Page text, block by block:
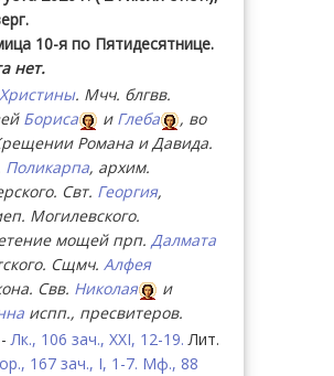
10-я по Пятидесятнице.
нет.
Христины. Мчч. блгвв.
Бориса и Глеба
, во
Романа и Давида.
Поликарпа, архим.
Свт. Георгия,
Могилевского.
мощей прп.Далмата
Сщмч.Алфея
Свв. Николая
и
испп., пресвитеров.
-Лк., 106 зач., XXI, 12-19. Лит.
167 зач., I, 1-7. Мф., 88